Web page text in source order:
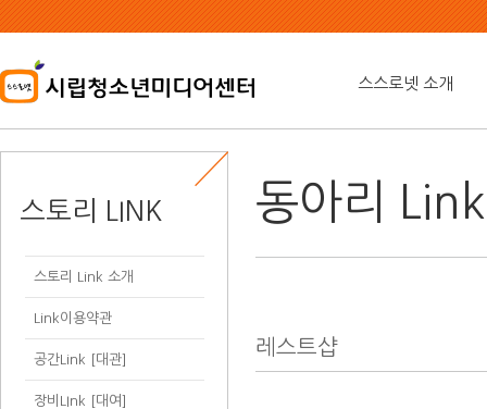
본
문
용
바
가
기
스스로넷 소개
스토리 LINK
스토리 Link 소개
Link이용약관
공간Link [대관]
장비LInk [대여]
동아리
레스트샵